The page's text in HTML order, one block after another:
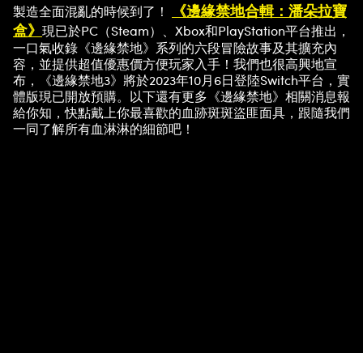
製造全面混亂的時候到了！
《邊緣禁地合輯：潘朵拉寶
盒》 現已於PC（Steam）、Xbox和PlayStation平台推出，
一口氣收錄《邊緣禁地》系列的六段冒險故事及其擴充內
容，並提供超值優惠價方便玩家入手！我們也很高興地宣
布，《邊緣禁地3》將於2023年10月6日登陸Switch平台，實
體版現已開放預購。以下還有更多《邊緣禁地》相關消息報
給你知，快點戴上你最喜歡的血跡斑斑盜匪面具，跟隨我們
一同了解所有血淋淋的細節吧！